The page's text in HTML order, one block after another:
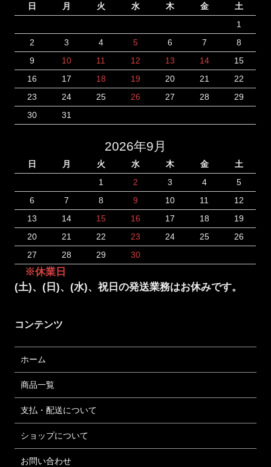
日 月 火 水 木 金
土
1
2
3 4 5 6 7
8
9
10 11 12 13 14
15
16
17 18 19 20 21
22
23
24 25 26 27 28
29
30
31
2026年9月
日 月 火 水 木 金
土
1
2 3 4
5
6
7 8 9 10 11
12
13
14 15 16 17 18
19
20
21 22 23 24 25
26
27
28 29 30
※休業日
(土)、(日)、(水)、祝日の発送業務はお休みです。
コンテンツ
ホーム
商品一覧
支払・配送について
ショップについて
お問い合わせ